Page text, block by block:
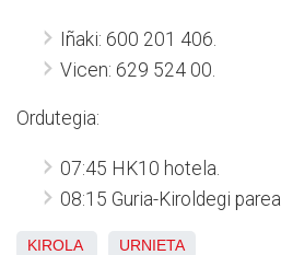
Iñaki: 600 201 406.
Vicen: 629 524 00.
Ordutegia:
07:45 HK10 hotela.
08:15 Guria-Kiroldegi parea.
KIROLA URNIETA